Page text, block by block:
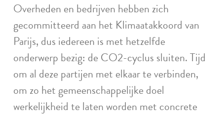
Overheden en bedrijven hebben zich
gecommitteerd aan het Klimaatakkoord van
Parijs, dus iedereen is met hetzelfde
onderwerp bezig: de CO2-cyclus sluiten. Tijd
om al deze partijen met elkaar te verbinden,
om zo het gemeenschappelijke doel
werkelijkheid te laten worden met concrete